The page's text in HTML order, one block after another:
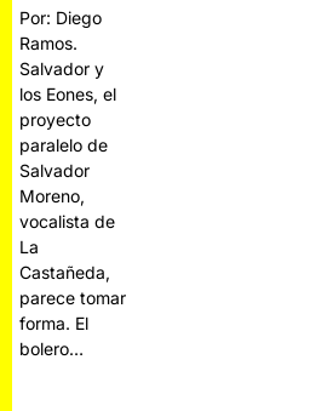
Por: Diego
Ramos.
Salvador y
los Eones, el
proyecto
paralelo de
Salvador
Moreno,
vocalista de
La
Castañeda,
parece tomar
forma. El
bolero…